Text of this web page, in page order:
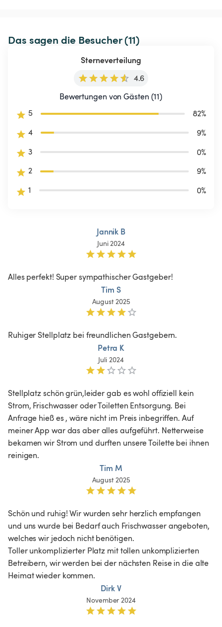
Das sagen die Besucher (11)
Sterneverteilung
4.6
Bewertungen von Gästen (11)
5
82%
4
9%
3
0%
2
9%
1
0%
Jannik B
Juni 2024
Alles perfekt! Super sympathischer Gastgeber!
Tim S
August 2025
Ruhiger Stellplatz bei freundlichen Gastgebern.
Petra K
Juli 2024
Stellplatz schön grün,leider gab es wohl offiziell kein
Strom, Frischwasser oder Toiletten Entsorgung. Bei
Anfrage hieß es , wäre nicht im Preis inbegriffen. Auf
meiner App war das aber alles aufgeführt. Netterweise
bekamen wir Strom und durften unsere Toilette bei ihnen
reinigen.
Tim M
August 2025
Schön und ruhig! Wir wurden sehr herzlich empfangen
und uns wurde bei Bedarf auch Frischwasser angeboten,
welches wir jedoch nicht benötigen.
Toller unkomplizierter Platz mit tollen unkomplizierten
Betreibern, wir werden bei der nächsten Reise in die alte
Heimat wieder kommen.
Dirk V
November 2024